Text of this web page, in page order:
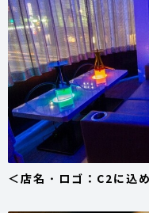
＜店名・ロゴ：C2に込